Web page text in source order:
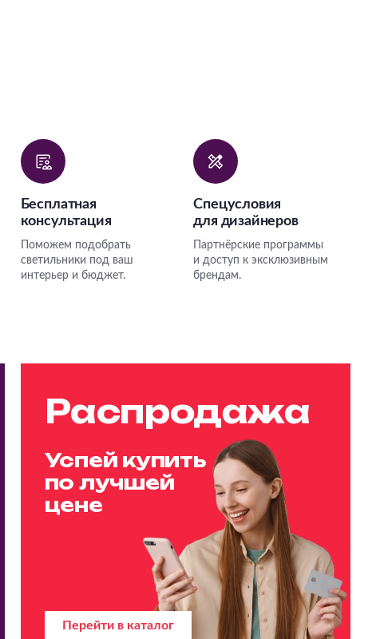
Бесплатная
консультация
Поможем подобрать
светильники под ваш
интерьер и бюджет.
Спецусловия
для дизайнеров
Партнёрские программы
и доступ к эксклюзивным
брендам.
Распродажа
Успей купить
по лучшей
цене
Перейти в каталог